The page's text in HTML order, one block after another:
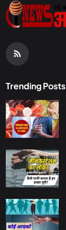
Trending Posts